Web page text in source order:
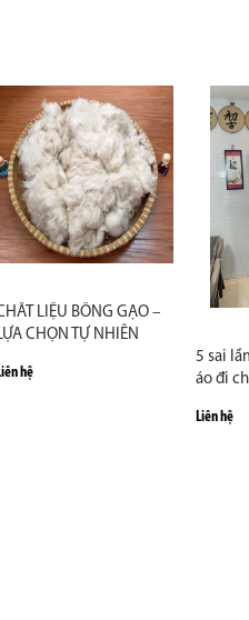
LIỆU BÔNG GẠO –
CHỌN TỰ NHIÊN
hệ
5 sai
áo đi
Liên hệ